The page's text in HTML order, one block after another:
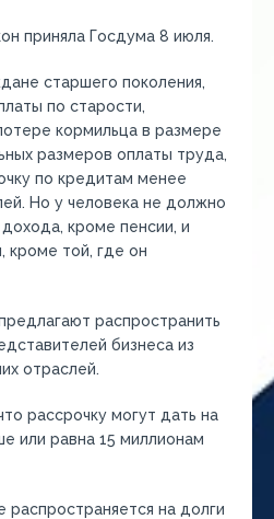
приняла Госдума 8 июля.
старшего поколения,
по старости,
кормильца в размере
размеров оплаты труда,
по кредитам менее
Но у человека не должно
кроме пенсии, и
кроме той, где он
распространить
бизнеса из
отраслей.
рассрочку могут дать на
или равна 15 миллионам
распространяется на долги